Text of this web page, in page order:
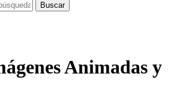
Buscar
Animadas y